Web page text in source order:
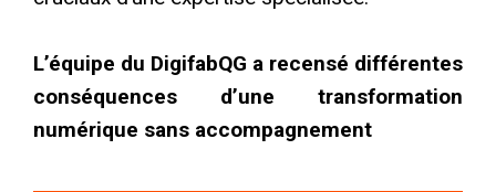
L’équipe du DigifabQG a recensé différentes
conséquences d’une transformation
numérique sans accompagnement